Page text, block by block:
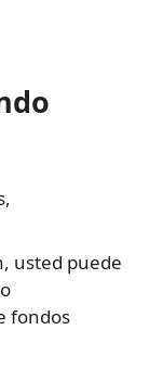
usted puede
fondos